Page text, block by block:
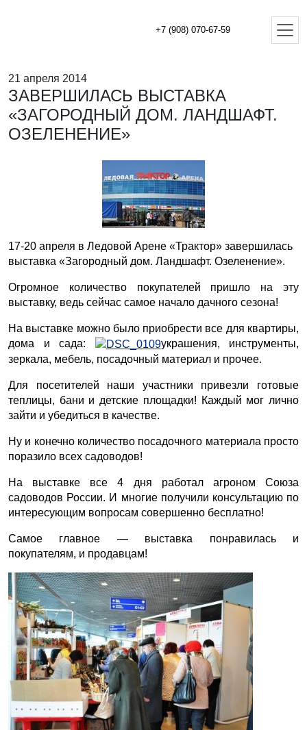
+7 (908) 070-67-59
21 апреля 2014
ЗАВЕРШИЛАСЬ ВЫСТАВКА
«ЗАГОРОДНЫЙ ДОМ. ЛАНДШАФТ.
ОЗЕЛЕНЕНИЕ»
17-20 апреля в Ледовой Арене «Трактор» завершилась
выставка «Загородный дом. Ландшафт. Озеленение».
Огромное количество покупателей пришло на эту
выставку, ведь сейчас самое начало дачного сезона!
На выставке можно было приобрести все для квартиры,
дома и сада:
украшения, инструменты,
зеркала, мебель, посадочный материал и прочее.
Для посетителей наши участники привезли готовые
теплицы, бани и детские площадки! Каждый мог лично
зайти и убедиться в качестве.
Ну и конечно количество посадочного материала просто
поразило всех садоводов!
На выставке все 4 дня работал агроном Союза
садоводов России. И многие получили консультацию по
интересующим вопросам совершенно бесплатно!
Самое главное — выставка понравилась и
покупателям, и продавцам!